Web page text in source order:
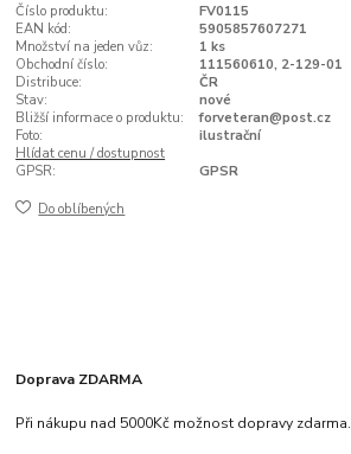
Číslo produktu:
FV0115
EAN kód:
5905857607271
Množství na jeden vůz:
1 ks
Obchodní číslo:
111560610, 2-129-01
Distribuce:
ČR
Stav:
nové
Bližší informace o produktu:
forveteran@post.cz
Foto:
ilustrační
Hlídat cenu / dostupnost
GPSR:
GPSR
Do oblíbených
Doprava ZDARMA
Při nákupu nad 5000Kč možnost dopravy zdarma.